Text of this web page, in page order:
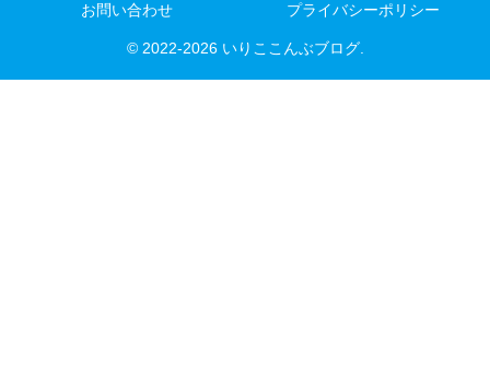
お問い合わせ
プライバシーポリシー
© 2022-2026 いりここんぶブログ.